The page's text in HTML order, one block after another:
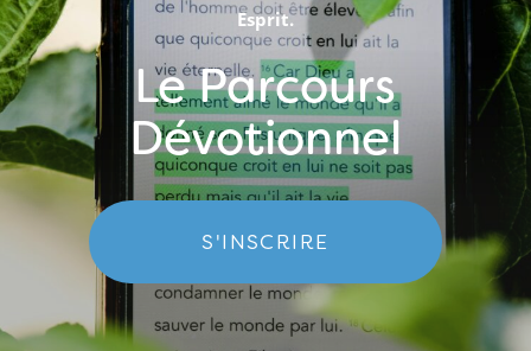
Esprit.
Le Parcours
Dévotionnel
S'INSCRIRE